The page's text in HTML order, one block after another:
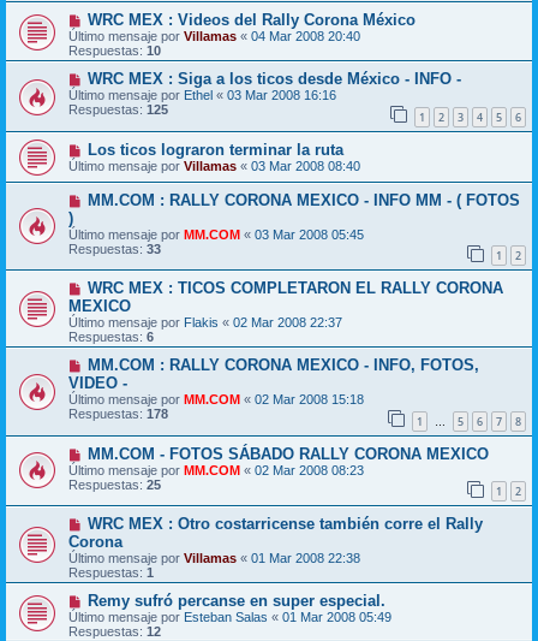
WRC MEX : Videos del Rally Corona México
Último mensaje por Villamas « 04 Mar 2008 20:40
Respuestas: 10
WRC MEX : Siga a los ticos desde México - INFO -
Último mensaje por Ethel « 03 Mar 2008 16:16
Respuestas: 125 1 2 3 4 5 6
Los ticos lograron terminar la ruta
Último mensaje por Villamas « 03 Mar 2008 08:40
MM.COM : RALLY CORONA MEXICO - INFO MM - ( FOTOS
)
Último mensaje por MM.COM « 03 Mar 2008 05:45
Respuestas: 33 1 2
WRC MEX : TICOS COMPLETARON EL RALLY CORONA
MEXICO
Último mensaje por Flakis « 02 Mar 2008 22:37
Respuestas: 6
MM.COM : RALLY CORONA MEXICO - INFO, FOTOS,
VIDEO -
Último mensaje por MM.COM « 02 Mar 2008 15:18
Respuestas: 178 1 … 5 6 7 8
MM.COM - FOTOS SÁBADO RALLY CORONA MEXICO
Último mensaje por MM.COM « 02 Mar 2008 08:23
Respuestas: 25 1 2
WRC MEX : Otro costarricense también corre el Rally
Corona
Último mensaje por Villamas « 01 Mar 2008 22:38
Respuestas: 1
Remy sufró percanse en super especial.
Último mensaje por Esteban Salas « 01 Mar 2008 05:49
Respuestas: 12